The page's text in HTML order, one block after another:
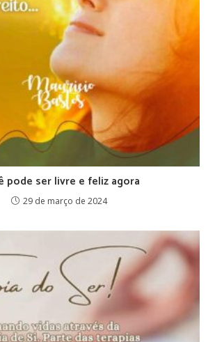
pode ser livre e feliz agora
29 de março de 2024